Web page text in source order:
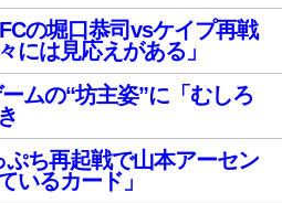
の堀口恭司vsケイプ再戦
には見応えがある」
ムの“坊主姿”に「むしろ
ぷち再起戦で山本アーセン
いるカード」